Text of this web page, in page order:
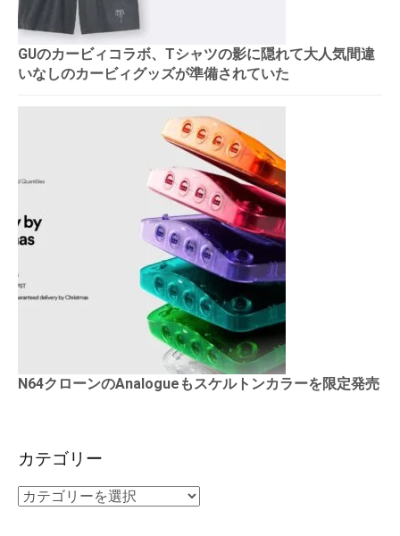
GUのカービィコラボ、Tシャツの影に隠れて大人気間違
いなしのカービィグッズが準備されていた
N64クローンのAnalogueもスケルトンカラーを限定発売
カテゴリー